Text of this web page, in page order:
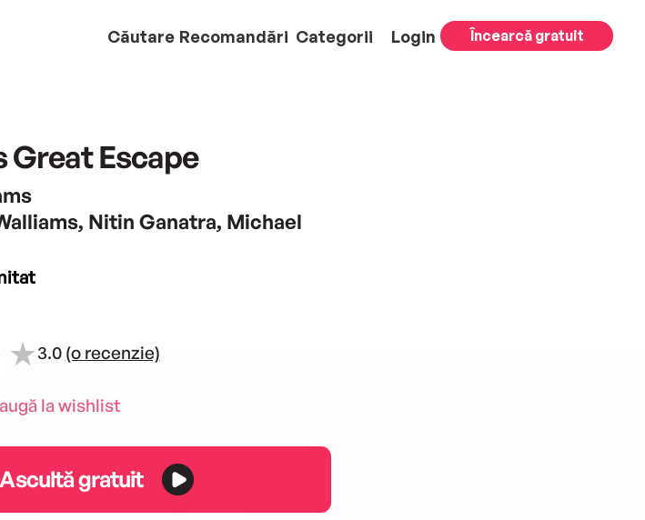
Căutare Recomandări Categorii Login Încearcă gratuit
Great Escape
Nitin Ganatra, Michael
3.0 (o recenzie)
la wishlist
Ascultă gratuit